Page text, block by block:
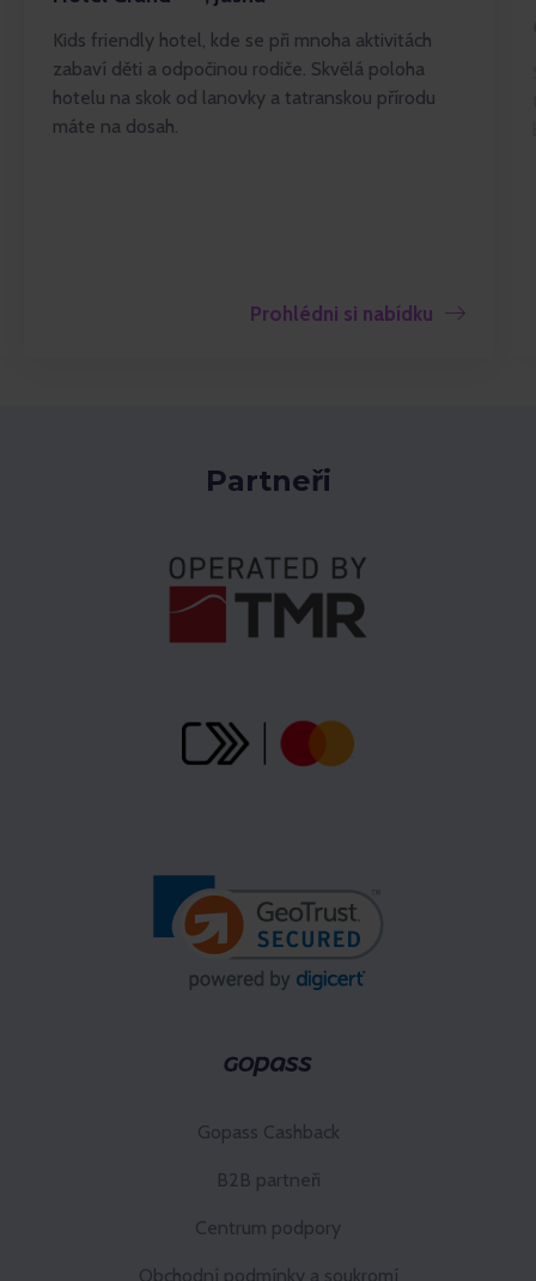
Kids friendly hotel, kde se při mnoha aktivitách
zabaví děti a odpočinou rodiče. Skvělá poloha
hotelu na skok od lanovky a tatranskou přírodu
máte na dosah.
Prohlédni si nabídku
Partneři
Gopass Cashback
B2B partneři
Centrum podpory
Obchodní podmínky a soukromí